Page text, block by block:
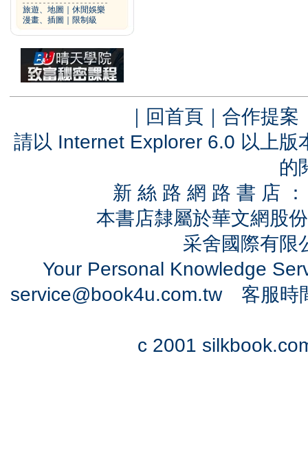
旅遊、地圖
休閒娛樂
漫畫、插圖
限制級
｜ 回首頁 ｜ 合作提案
請以 Internet Explorer 6.0 以上
的
新 絲 路 網 路 書 店
本書店隸屬於華文網股
采舍國際有
Your Personal Knowledge
service@book4u.com.tw客服時
c 2001